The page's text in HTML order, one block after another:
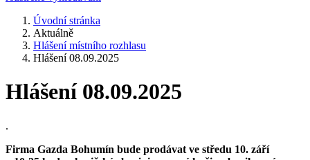
Úvodní stránka
Aktuálně
Hlášení místního rozhlasu
Hlášení 08.09.2025
Hlášení 08.09.2025
.
Firma Gazda Bohumín bude prodávat ve středu 10. září